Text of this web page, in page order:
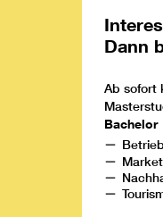
Dann
Ab sofort
Bachelor